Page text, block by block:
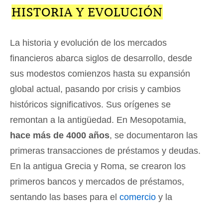
HISTORIA Y EVOLUCIÓN
La historia y evolución de los mercados
financieros abarca siglos de desarrollo, desde
sus modestos comienzos hasta su expansión
global actual, pasando por crisis y cambios
históricos significativos. Sus orígenes se
remontan a la antigüedad. En Mesopotamia,
hace más de 4000 años, se documentaron las
primeras transacciones de préstamos y deudas.
En la antigua Grecia y Roma, se crearon los
primeros bancos y mercados de préstamos,
sentando las bases para el comercio y la